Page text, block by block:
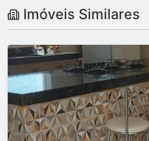
Imóveis Similares